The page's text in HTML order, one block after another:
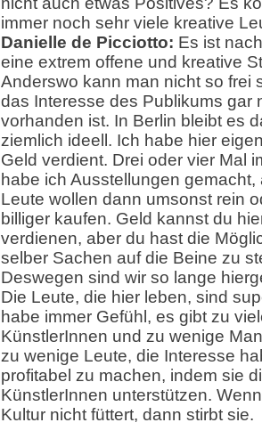
immer noch sehr viele kreative
Danielle de Picciotto: Es ist
eine extrem offene und kreative
Anderswo kann man nicht so frei
das Interesse des Publikums gar
vorhanden ist. In Berlin bleibt es
ziemlich ideell. Ich habe hier
Geld verdient. Drei oder vier Mal
habe ich Ausstellungen gemacht,
Leute wollen dann umsonst rein
billiger kaufen. Geld kannst du
verdienen, aber du hast die
selber Sachen auf die Beine zu
Deswegen sind wir so lange
Die Leute, die hier leben, sind
habe immer Gefühl, es gibt zu
KünstlerInnen und zu wenige
zu wenige Leute, die Interesse
profitabel zu machen, indem sie
KünstlerInnen unterstützen.
Kultur nicht füttert, dann stirbt sie.